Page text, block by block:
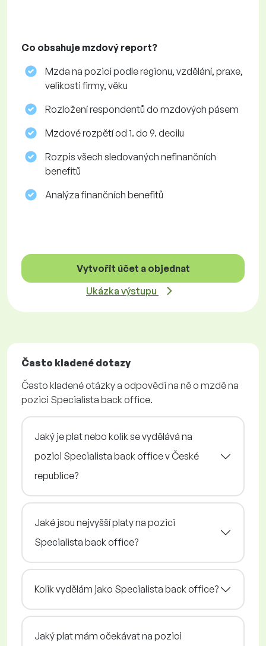
Co obsahuje mzdový report?
Mzda na pozici podle regionu, vzdělání, praxe,
velikosti firmy, věku
Rozložení respondentů do mzdových pásem
Mzdové rozpětí od 1. do 9. decilu
Rozpis všech sledovaných nefinančních
benefitů
Analýza finančních benefitů
Vytvořit účet a objednat
Ukázka výstupu
Často kladené dotazy
Často kladené otázky a odpovědi na ně o mzdě na
pozici Specialista back office.
Jaký je plat nebo kolik se vydělává na
pozici Specialista back office v České
republice?
Jaké jsou nejvyšší platy na pozici
Specialista back office?
Kolik vydělám jako Specialista back office?
Jaký plat mám očekávat na pozici